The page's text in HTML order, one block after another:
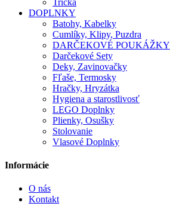
DOPLNKY
Batohy, Kabelky
Cumlíky, Klipy, Puzdra
DARČEKOVÉ POUKÁŽKY
Darčekové Sety
Deky, Zavinovačky
Fľaše, Termosky
Hračky, Hryzátka
Hygiena a starostlivosť
LEGO Doplnky
Plienky, Osušky
Stolovanie
Vlasové Doplnky
Informácie
O nás
Kontakt